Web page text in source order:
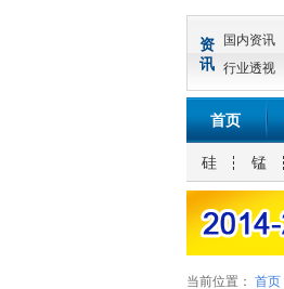
资
讯
国内资讯
行业透视
首页
硅 锰
当前位置： 首页